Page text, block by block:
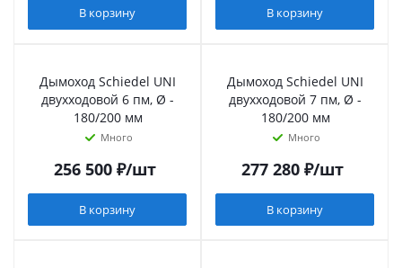
В корзину В корзину
Дымоход Schiedel UNI
двухходовой 6 пм, Ø -
180/200 мм
Много
256 500₽/шт
В корзину
Дымоход Schiedel UNI
двухходовой 7 пм, Ø -
180/200 мм
Много
277 280₽/шт
В корзину